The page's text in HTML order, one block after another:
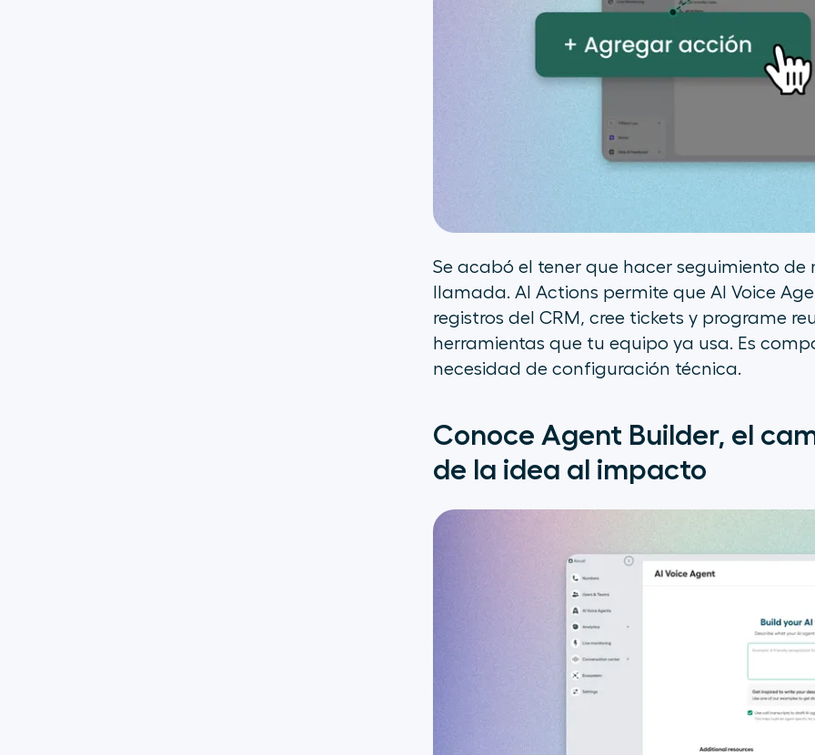
Se acabó el tener que hacer seguimiento
llamada. AI Actions permite que AI Voice
registros del CRM, cree tickets y programe
herramientas que tu equipo ya usa. Es
necesidad de configuración técnica.
Conoce Agent Builder, el
de la idea al impacto